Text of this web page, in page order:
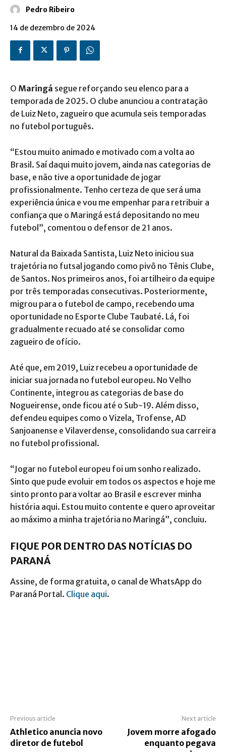
Pedro Ribeiro
14 de dezembro de 2024
O Maringá segue reforçando seu elenco para a
temporada de 2025. O clube anunciou a contratação
de Luiz Neto, zagueiro que acumula seis temporadas
no futebol português.
“Estou muito animado e motivado com a volta ao
Brasil. Saí daqui muito jovem, ainda nas categorias de
base, e não tive a oportunidade de jogar
profissionalmente. Tenho certeza de que será uma
experiência única e vou me empenhar para retribuir a
confiança que o Maringá está depositando no meu
futebol”, comentou o defensor de 21 anos.
Natural da Baixada Santista, Luiz Neto iniciou sua
trajetória no futsal jogando como pivô no Tênis Clube,
de Santos. Nos primeiros anos, foi artilheiro da equipe
por três temporadas consecutivas. Posteriormente,
migrou para o futebol de campo, recebendo uma
oportunidade no Esporte Clube Taubaté. Lá, foi
gradualmente recuado até se consolidar como
zagueiro de ofício.
Até que, em 2019, Luiz recebeu a oportunidade de
iniciar sua jornada no futebol europeu. No Velho
Continente, integrou as categorias de base do
Nogueirense, onde ficou até o Sub-19. Além disso,
defendeu equipes como o Vizela, Trofense, AD
Sanjoanense e Vilaverdense, consolidando sua carreira
no futebol profissional.
“Jogar no futebol europeu foi um sonho realizado.
Sinto que pude evoluir em todos os aspectos e hoje me
sinto pronto para voltar ao Brasil e escrever minha
história aqui. Estou muito contente e quero aproveitar
ao máximo a minha trajetória no Maringá”, concluiu.
FIQUE POR DENTRO DAS NOTÍCIAS DO
PARANÁ
Assine, de forma gratuita, o canal de WhatsApp do
Paraná Portal. Clique aqui.
Previous article
Athletico anuncia novo
diretor de futebol
Next article
Jovem morre afogado
enquanto pegava